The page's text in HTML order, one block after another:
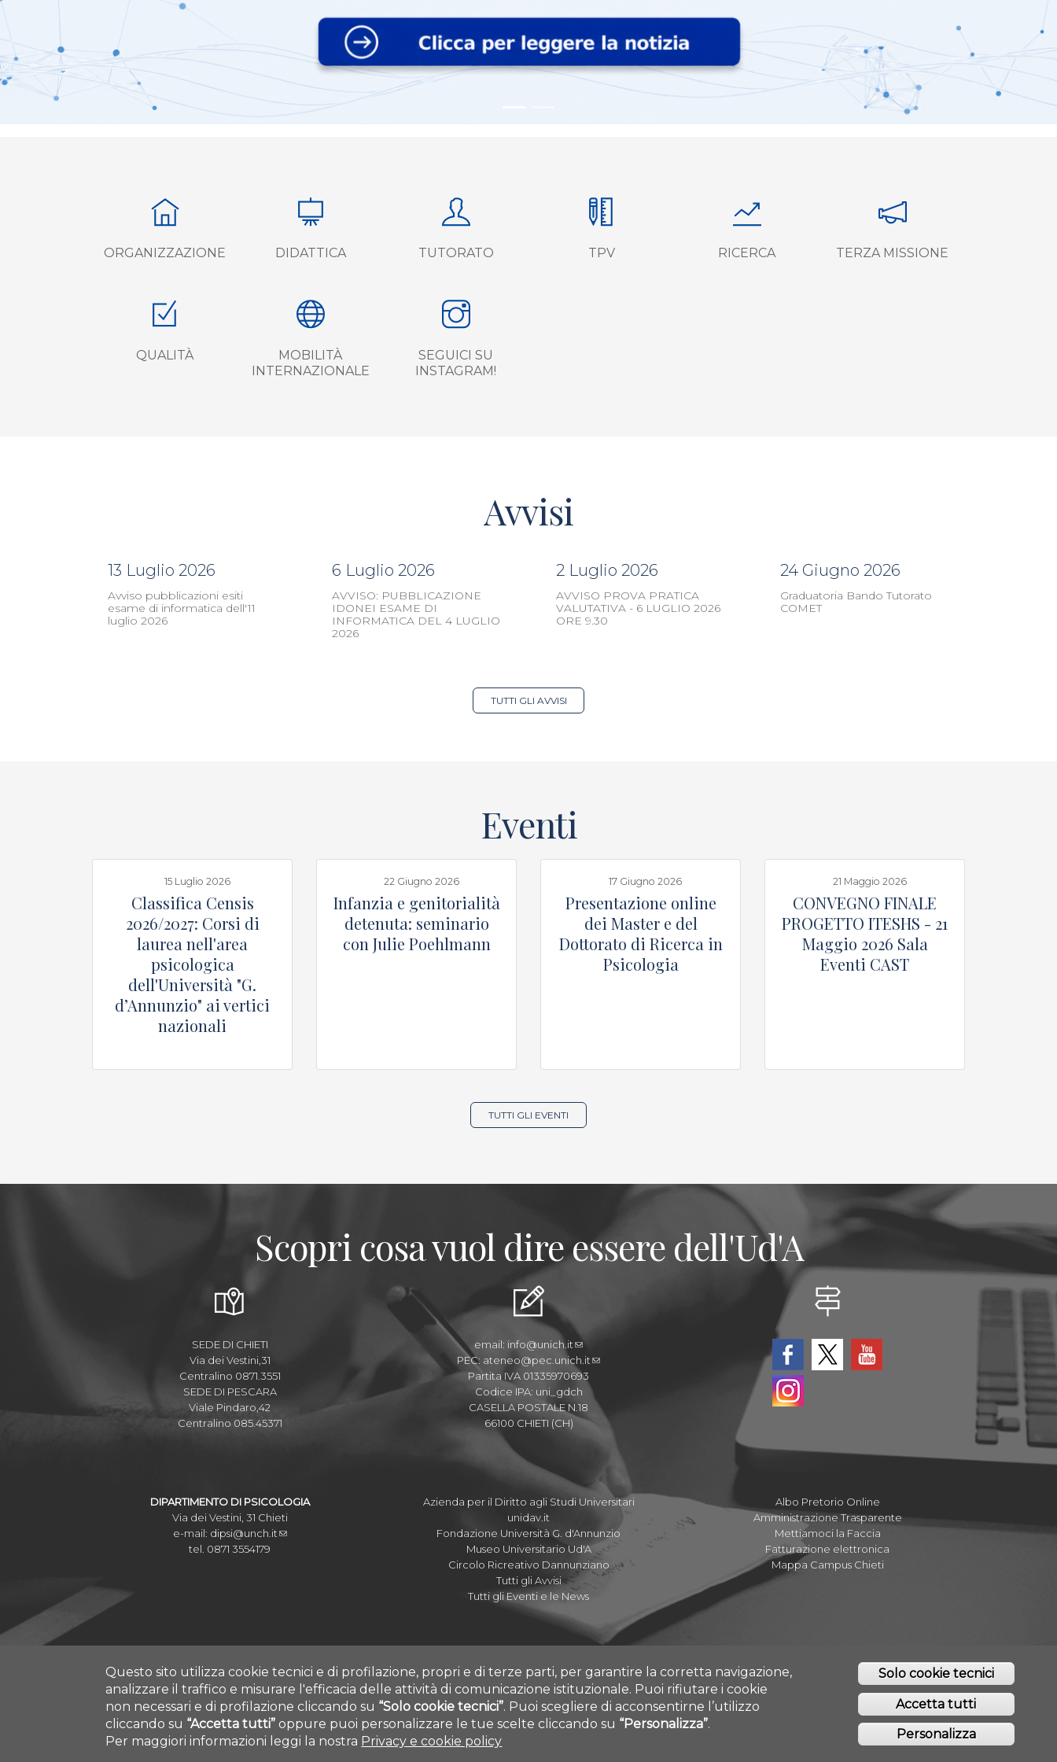
ORGANIZZAZIONE DIDATTICA TUTORATO TPV RICERCA TERZA MISSIONE
QUALITÀ
MOBILITÀ
INTERNAZIONALE
SEGUICI SU
INSTAGRAM!
Avvisi
13 Luglio 2026
Avviso pubblicazioni esiti
esame di informatica dell'11
luglio 2026
6 Luglio 2026
AVVISO: PUBBLICAZIONE
IDONEI ESAME DI
INFORMATICA DEL 4 LUGLIO
2026
2 Luglio 2026
AVVISO PROVA PRATICA
VALUTATIVA - 6 LUGLIO 2026
ORE 9.30
24 Giugno 2026
Graduatoria Bando Tutorato
COMET
TUTTI GLI AVVISI
Eventi
15 Luglio 2026
Classifica Censis
2026/2027: Corsi di
laurea nell'area
psicologica
dell'Università "G.
d’Annunzio" ai vertici
nazionali
22 Giugno 2026
Infanzia e genitorialità
detenuta: seminario
con Julie Poehlmann
17 Giugno 2026
Presentazione online
dei Master e del
Dottorato di Ricerca in
Psicologia
21 Maggio 2026
CONVEGNO FINALE
PROGETTO ITESHS - 21
Maggio 2026 Sala
Eventi CAST
TUTTI GLI EVENTI
Scopri cosa vuol dire essere dell'Ud'A
SEDE DI CHIETI
Via dei Vestini,31
Centralino 0871.3551
SEDE DI PESCARA
Viale Pindaro,42
Centralino 085.45371
email: info@unich.it
PEC: ateneo@pec.unich.it
Partita IVA 01335970693
Codice IPA: uni_gdch
CASELLA POSTALE N.18
66100 CHIETI (CH)
DIPARTIMENTO DI PSICOLOGIA
Via dei Vestini, 31 Chieti
e-mail: dipsi@unch.it
tel. 0871 3554179
Azienda per il Diritto agli Studi Universitari
unidav.it
Fondazione Università G. d'Annunzio
Museo Universitario Ud'A
Circolo Ricreativo Dannunziano
Tutti gli Avvisi
Tutti gli Eventi e le News
Albo Pretorio Online
Amministrazione Trasparente
Mettiamoci la Faccia
Fatturazione elettronica
Mappa Campus Chieti
COPYRIGHT © 2019. ALL RIGHTS RESERVED - UNIVERSITÀ DEGLI STUDI GABRIELE D'ANNUNZIO - CHIETI/PESCARA
Questo sito utilizza cookie tecnici e di profilazione, propri e di terze parti, per garantire la corretta navigazione,
analizzare il traffico e misurare l'efficacia delle attività di comunicazione istituzionale. Puoi rifiutare i cookie
non necessari e di profilazione cliccando su “Solo cookie tecnici”. Puoi scegliere di acconsentirne l’utilizzo
cliccando su “Accetta tutti” oppure puoi personalizzare le tue scelte cliccando su “Personalizza”.
Per maggiori informazioni leggi la nostra Privacy e cookie policy
Solo cookie tecnici
Accetta tutti
Personalizza